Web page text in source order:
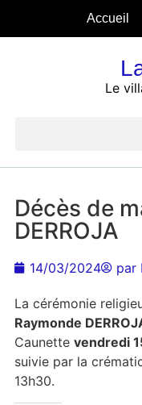
Accueil
Le
Décès de
DERROJA
14/03/2024 par
La cérémonie
Raymonde
Caunette vendredi
suivie par la
13h30.